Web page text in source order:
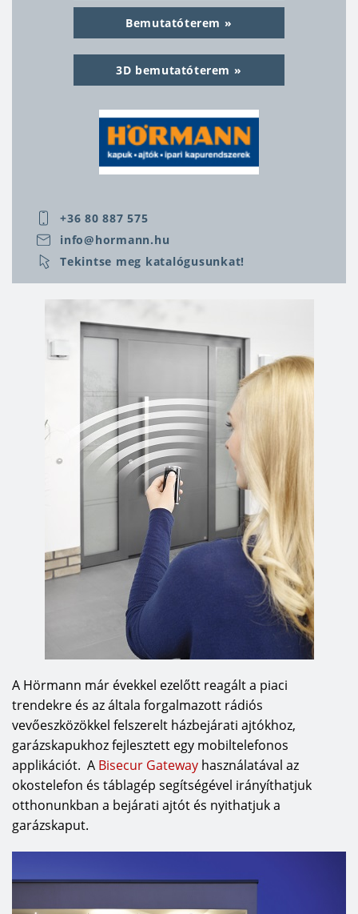
évtizedekre választjuk. A bejárati ajtóhoz
hasonlóan a garázskapu befolyásolja többek közt
az otthon biztonságát, a ház esztétikáját és a
kiadásokat. A tökéletes otthonképet úgy érhetjük
összhangban vannak egymással. Európa
piacvezető ajtó- és kapugyártójának kínálatában
ilyen kombinációk is elérhetők, többféle
választási lehetőség adott. A Hörmann portfóliója
színárnyalatban. Az alapfelszereléshez 5 pontos
automata zár is tartozik. A H-5 automata
reteszelődik, amint a kioldónyelv az ajtószárnyba
A fűtésszámla a rezsiköltségek jelentős részét
teszi ki, ezért rendkívül fontos, hogy a bejárati
ajtó megfelelően hőszigeteljen. A ThermoPro acél
bejárati ajtók ennek az igénynek felelnek meg:
szépek, 8 pontos reteszeléssel gondoskodnak a
biztonságról, körbefutó dupla tömítésük
csökkenti a hőveszteséget, a lábrésznél lévő
kiegészítő kefetömítés szél és vihar ellen is
védelmet nyújt. A kiváló ThermoPro Plus bejárati
ajtók egy síkot alkotó felülettel, 65 mm vastag,
PU-kihabosított, belső szárnykeretes és vastag
falcos acél ajtólappal rendelkeznek. A ThermoPro
Plus két modellje kapható az M bordás
szekcionált garázskapuval azonos kivitelben.
Passzívházakhoz ideális megoldást jelent a
ThermoCarbon alumínium bejárati ajtó. Az acél
szekcionált garázskapuk 15 azonos árú, népszerű
6-féle Decograin dekorfelületből választhatók.
Tömörfa szekcionált kapu kétféle fafajtában –
luc- és Hemlock fenyő – elérhető, a felületek
lazúros színbevonatot kapnak, melyek nyolcféle
színből választhatók, így a bejárati ajtóhoz, illetve
a ház összhatásához igazítható.
A Hörmann érdekes megoldást ajánl a
hogy az szinte láthatatlan, kapuburkolatként
Bemutatóterem
3D bemutatóterem
+36 80 887 575
info@hormann.hu
Tekintse meg katalógusunkat!
A Hörmann már évekkel ezelőtt reagált a piaci
trendekre és az általa forgalmazott rádiós
vevőeszközökkel felszerelt házbejárati ajtókhoz,
garázskapukhoz fejlesztett egy mobiltelefonos
applikációt. A Bisecur Gateway használatával az
okostelefon és táblagép segítségével irányíthatjuk
otthonunkban a bejárati ajtót és nyithatjuk a
garázskaput.